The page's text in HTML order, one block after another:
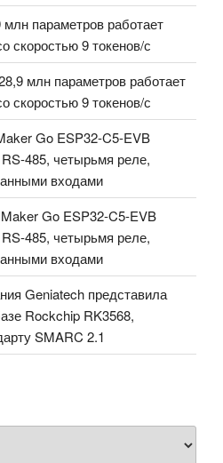
млн параметров работает
скоростью 9 токенов/с
млн параметров работает
скоростью 9 токенов/с
Go ESP32-C5-EVB
485, четырьмя реле,
входами
Go ESP32-C5-EVB
485, четырьмя реле,
входами
Geniatech представила
Rockchip RK3568,
SMARC 2.1